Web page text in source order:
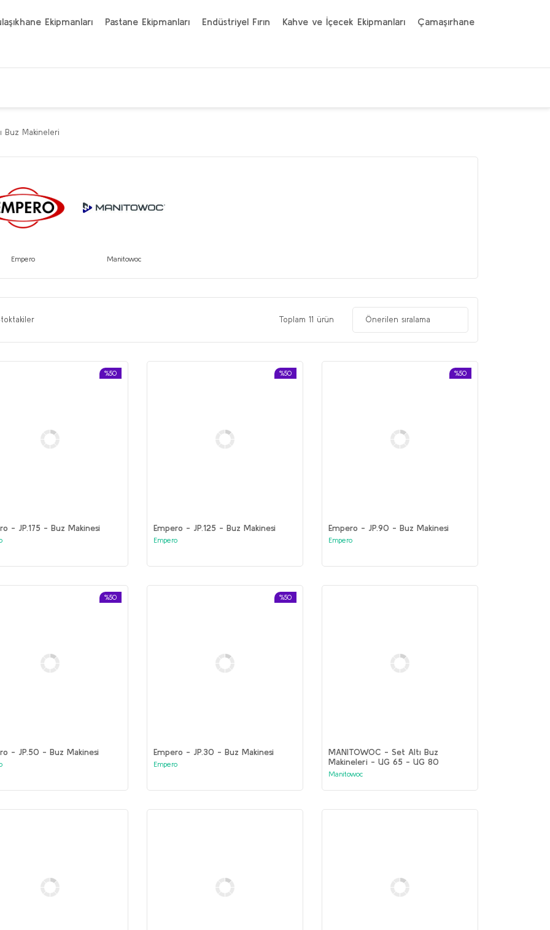
Ekipmanları Pastane Ekipmanları Endüstriyel Fırın Kahve ve İçecek Ekipmanları Çamaşırhane
Buz Makineleri
Empero Manitowoc
Toplam 11 ürün
%50
- JP.175 - Buz Makinesi
%50
Empero - JP.125 - Buz Makinesi
Empero
%50
Empero - JP.90 - Buz Makinesi
Empero
%50
- JP.50 - Buz Makinesi
%50
Empero - JP.30 - Buz Makinesi
Empero
MANITOWOC - Set Altı Buz
Makineleri - UG 65 - UG 80
Manitowoc